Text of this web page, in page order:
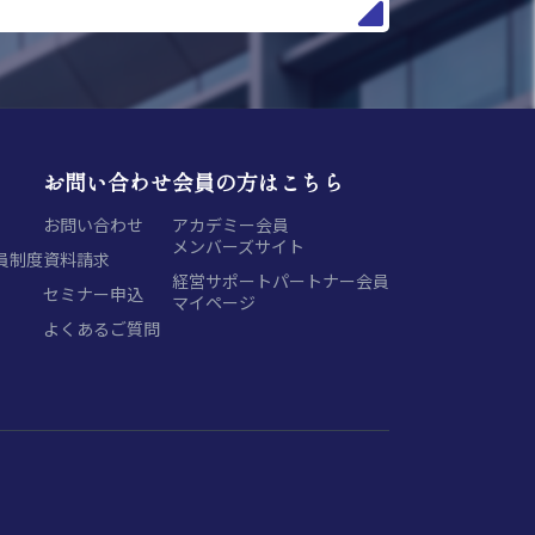
制度
お問い合わせ
お問い合わせ
資料請求
セミナー申込
よくあるご質問
会員の方はこちら
アカデミー会員
メンバーズサイト
経営サポートパートナー会員
マイページ